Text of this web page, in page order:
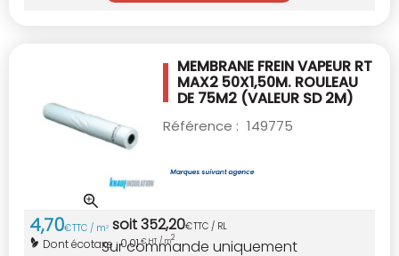
MEMBRANE FREIN VAPEUR RT
MAX2 50X1,50M. ROULEAU
DE 75M2 (VALEUR SD 2M)
Référence : 149775
4,70€TTC / m2 soit352,20€TTC / RL
Dont écotaxe :0,01€ HT / m2
Sur commande uniquement